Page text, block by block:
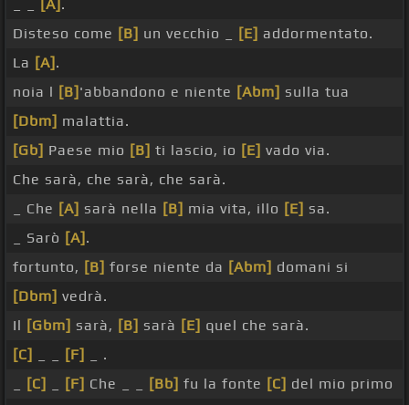
[A] .
Disteso come [B] un vecchio _ [E] addormentato.
La [A] .
noia l [B] 'abbandono e niente [Abm] sulla tua
[Dbm] malattia.
[Gb] Paese mio [B] ti lascio, io [E] vado via.
Che sarà, che sarà, che sarà.
_ Che [A] sarà nella [B] mia vita, illo [E] sa.
_ Sarò [A] .
fortunto, [B] forse niente da [Abm] domani si
[Dbm] vedrà.
Il [Gbm] sarà, [B] sarà [E] quel che sarà.
[C]
[F]
_ .
[C] [F] Che _ _ [Bb] fu la fonte [C] del mio primo